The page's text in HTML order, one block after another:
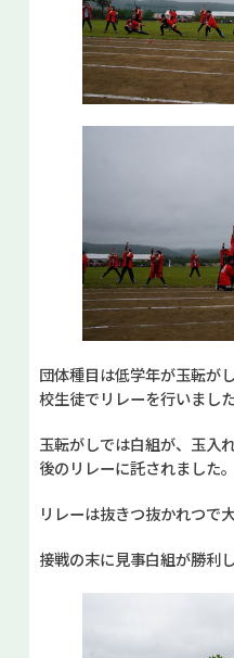
団体種目は低学年が玉転が
校生徒でリレーを行いました
玉転がしでは白組が、玉入
後のリレーに託されました。
リレーは抜きつ抜かれつで
接戦の末に見事白組が勝利し